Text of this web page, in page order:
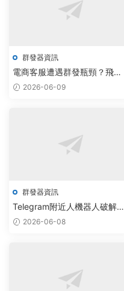
群發器資訊
電商客服遭遇群發瓶頸？飛機
群發器用大模型實現一鍵智能
2026-06-09
群發器資訊
Telegram附近人機器人破解版
驅動AIGC通信實現跨平台智能
2026-06-08